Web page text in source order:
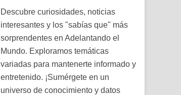
Descubre curiosidades, noticias
interesantes y los "sabías que" más
sorprendentes en Adelantando el
Mundo. Exploramos temáticas
variadas para mantenerte informado y
entretenido. ¡Sumérgete en un
universo de conocimiento y datos